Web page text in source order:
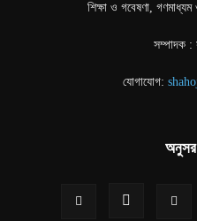
শিক্ষা ও গবেষণা,
সম্পাদক :
যোগাযোগ: